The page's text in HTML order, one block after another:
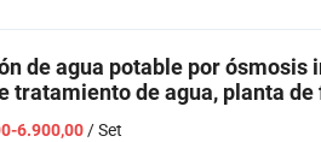
de agua potable por ósmosis
tratamiento de agua, planta de
6.900,00 / Set